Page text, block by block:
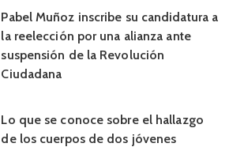
Pabel Muñoz inscribe su candidatura a
la reelección por una alianza ante
suspensión de la Revolución
Ciudadana
Lo que se conoce sobre el hallazgo
de los cuerpos de dos jóvenes